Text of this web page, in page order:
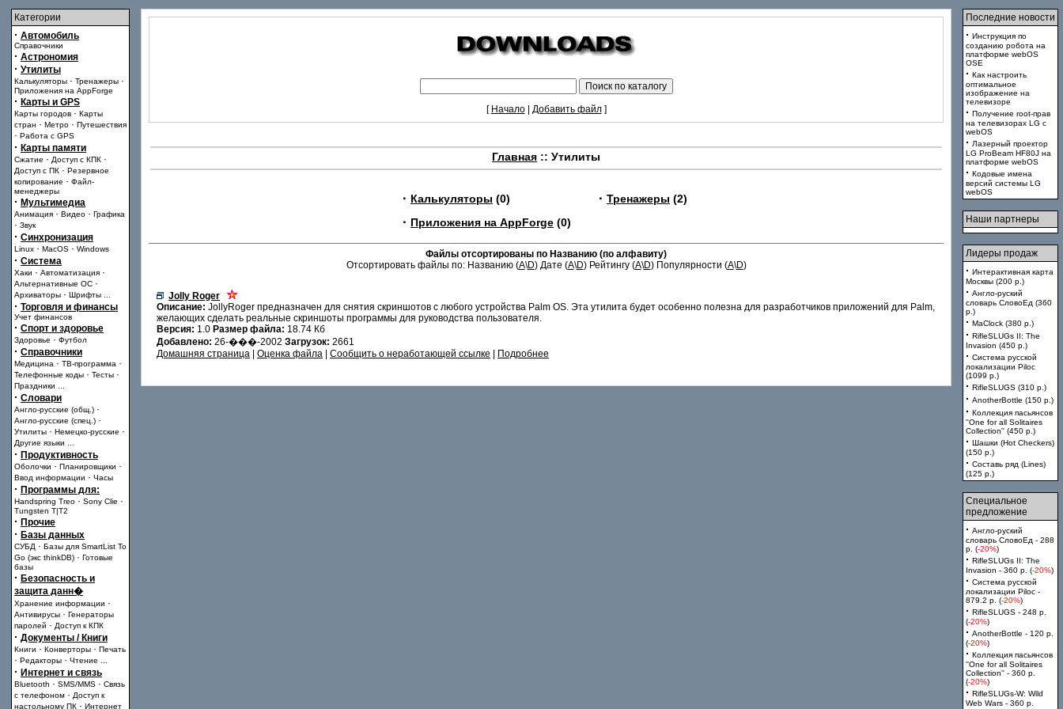
Категории
· Автомобиль
Справочники
· Астрономия
· Утилиты
Калькуляторы · Тренажеры ·
Приложения на AppForge
· Карты и GPS
Карты городов · Карты
стран · Метро · Путешествия
· Работа с GPS
· Карты памяти
Сжатие · Доступ с КПК ·
Доступ с ПК · Резервное
копирование · Файл-
менеджеры
· Мультимедиа
Анимация · Видео · Графика
· Звук
· Синхронизация
Linux · MacOS · Windows
· Система
Хаки · Автоматизация ·
Альтернативные ОС ·
Архиваторы · Шрифты
· Торговля и финансы
Учет финансов
· Спорт и здоровье
Здоровье · Футбол
· Справочники
Медицина · ТВ-программа ·
Телефонные коды · Тесты ·
Праздники
· Словари
Англо-русские (общ.) ·
Англо-русские (спец.) ·
Утилиты · Немецко-русские ·
Другие языки
· Продуктивность
Оболочки · Планировщики ·
Ввод информации · Часы
· Программы для:
Handspring Treo · Sony Clie ·
Tungsten T|T2
· Прочие
· Базы данных
СУБД · Базы для SmartList To
Go (экс thinkDB) · Готовые
базы
· Безопасность и
защита данн�
Хранение информации ·
Антивирусы · Генераторы
паролей · Доступ к КПК
· Документы / Книги
Книги · Конверторы · Печать
· Редакторы · Чтение
· Интернет и связь
Bluetooth · SMS/MMS · Связь
с телефоном · Доступ к
настольному ПК · Интернет
[ Начало| Добавить файл]
Главная :: Утилиты
· Калькуляторы (0) · Тренажеры (2)
· Приложения на AppForge (0)
Файлы отсортированы по Названию (по алфавиту)
Отсортировать файлы по: Названию (A\D) Дате (A\D) Рейтингу (A\D) Популярности (A\D)
Jolly Roger
Описание: JollyRoger предназначен для снятия скриншотов с любого устройства Palm OS. Эта утилита будет особенно полезна для разработчиков приложений для Palm,
желающих сделать реальные скриншоты программы для руководства пользователя.
Версия: 1.0 Размер файла: 18.74 Кб
Добавлено: 26-���-2002 Загрузок: 2661
Домашняя страница
Оценка файла Сообщить о неработающей ссылке Подробнее
Последние новости
· Инструкция по
созданию робота на
платформе webOS
OSE
· Как настроить
оптимальное
изображение на
телевизоре
· Получение root-прав
на телевизорах LG с
webOS
· Лазерный проектор
LG ProBeam HF80J на
платформе webOS
· Кодовые имена
версий системы LG
webOS
Наши партнеры
Лидеры продаж
· Интерактивная карта
Москвы (200 p.)
· Англо-руский
словарь СловоЕд (360
p.)
· MaClock (380 p.)
· RifleSLUGs II: The
Invasion (450 p.)
· Система русской
локализации Piloc
(1099 p.)
· RifleSLUGS (310 p.)
· AnotherBottle (150 p.)
· Коллекция пасьянсов
''One for all Solitaires
Collection'' (450 p.)
· Шашки (Hot Checkers)
(150 p.)
· Составь ряд (Lines)
(125 p.)
Специальное
предложение
· Англо-руский
словарь СловоЕд - 288
p. (-20%)
· RifleSLUGs II: The
Invasion - 360 p. (-20%)
· Система русской
локализации Piloc -
879.2 p. (-20%)
· RifleSLUGS - 248 p.
(-20%)
· AnotherBottle - 120 p.
(-20%)
· Коллекция пасьянсов
''One for all Solitaires
Collection'' - 360 p.
(-20%)
· RifleSLUGs-W: Wild
Web Wars - 360 p.